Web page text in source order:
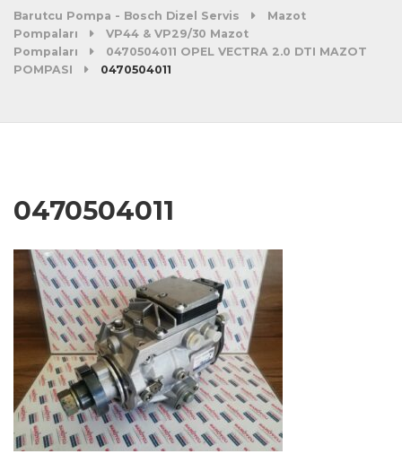
Barutcu Pompa - Bosch Dizel Servis
Mazot
Pompaları
VP44 & VP29/30 Mazot
Pompaları
0470504011 OPEL VECTRA 2.0 DTI MAZOT
POMPASI
0470504011
0470504011